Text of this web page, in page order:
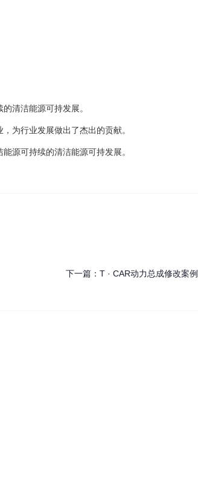
清洁能源可持发展。
为行业发展做出了杰出的贡献。
源可持续的清洁能源可持发展。
下一篇： T · CAR动力总成修改案例